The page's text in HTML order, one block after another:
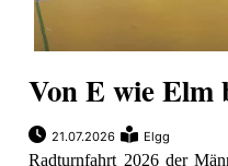
Von E wie Elm
21.07.2026 Elgg
Radturnfahrt 2026 der